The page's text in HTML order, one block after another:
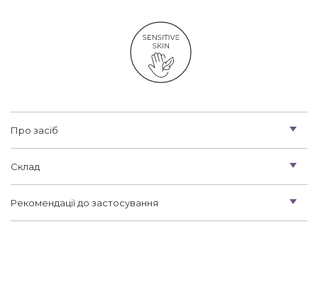
Про засіб
Склад
Рекомендації до застосування